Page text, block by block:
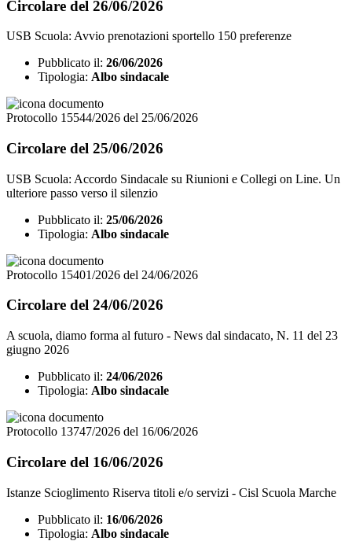
Circolare del 26/06/2026
USB Scuola: Avvio prenotazioni sportello 150 preferenze
Pubblicato il: 26/06/2026
Tipologia: Albo sindacale
Protocollo 15544/2026 del 25/06/2026
Circolare del 25/06/2026
USB Scuola: Accordo Sindacale su Riunioni e Collegi on Line. Un
ulteriore passo verso il silenzio
Pubblicato il: 25/06/2026
Tipologia: Albo sindacale
Protocollo 15401/2026 del 24/06/2026
Circolare del 24/06/2026
A scuola, diamo forma al futuro - News dal sindacato, N. 11 del 23
giugno 2026
Pubblicato il: 24/06/2026
Tipologia: Albo sindacale
Protocollo 13747/2026 del 16/06/2026
Circolare del 16/06/2026
Istanze Scioglimento Riserva titoli e/o servizi - Cisl Scuola Marche
Pubblicato il: 16/06/2026
Tipologia: Albo sindacale